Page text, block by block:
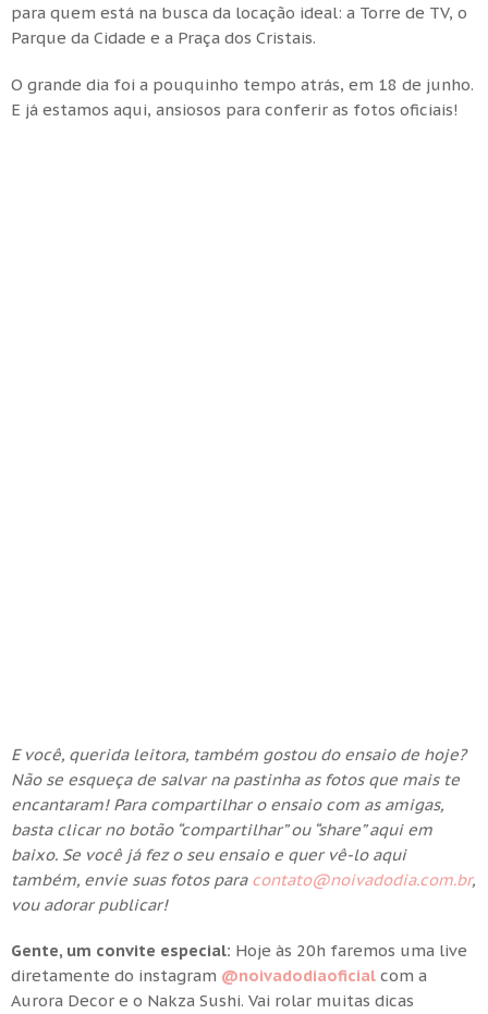
para quem está na busca da locação ideal: a Torre de TV, o
Parque da Cidade e a Praça dos Cristais.
O grande dia foi a pouquinho tempo atrás, em 18 de junho.
E já estamos aqui, ansiosos para conferir as fotos oficiais!
E você, querida leitora, também gostou do ensaio de hoje?
Não se esqueça de salvar na pastinha as fotos que mais te
encantaram! Para compartilhar o ensaio com as amigas,
basta clicar no botão “compartilhar” ou “share” aqui em
baixo. Se você já fez o seu ensaio e quer vê-lo aqui
também, envie suas fotos para contato@noivadodia.com.br,
vou adorar publicar!
Gente, um convite especial: Hoje às 20h faremos uma live
diretamente do instagram @noivadodiaoficial com a
Aurora Decor e o Nakza Sushi. Vai rolar muitas dicas